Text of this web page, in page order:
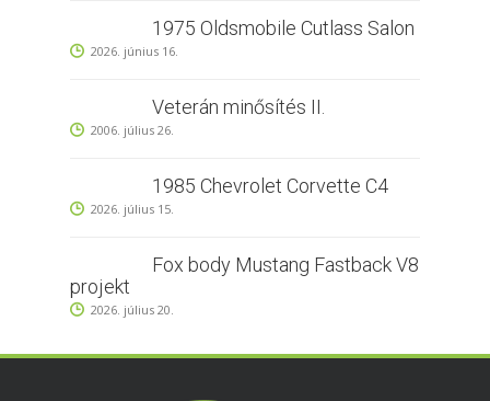
1975 Oldsmobile Cutlass Salon
2026. június 16.
Veterán minősítés II.
2006. július 26.
1985 Chevrolet Corvette C4
2026. július 15.
Fox body Mustang Fastback V8
projekt
2026. július 20.